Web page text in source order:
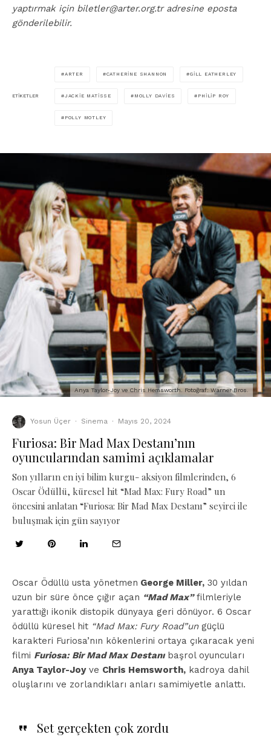
yaptırmak için biletler@arter.org.tr adresine eposta
gönderilebilir.
ETIKETLER
ARTER CATHERINE SHANNON GILL EATHERLEY
JACKIE MATISSE MOLLY DAVIES PHILIP ROY
POLLY MOTLEY
Anya Taylor-Joy ve Chris Hemsworth. Fotoğraf: Warner Bros.
Yosun Üçer · Sinema · Mayıs 20, 2024
Furiosa: Bir Mad Max Destanı’nın
oyuncularından samimi açıklamalar
Son yılların en iyi bilim kurgu- aksiyon filmlerinden, 6
Oscar Ödüllü, küresel hit “Mad Max: Fury Road” un
öncesini anlatan “Furiosa: Bir Mad Max Destanı” seyirci ile
buluşmak için gün sayıyor
Oscar Ödüllü usta yönetmen George Miller, 30 yıldan
uzun bir süre önce çığır açan “Mad Max”filmleriyle
yarattığı ikonik distopik dünyaya geri dönüyor. 6 Oscar
ödüllü küresel hit “Mad Max: Fury Road”ungüçlü
karakteri Furiosa’nın kökenlerini ortaya çıkaracak yeni
filmi Furiosa: Bir Mad Max Destanıbaşrol oyuncuları
Anya Taylor-Joyve Chris Hemsworth, kadroya dahil
oluşlarını ve zorlandıkları anları samimiyetle anlattı.
Set gerçekten çok zordu